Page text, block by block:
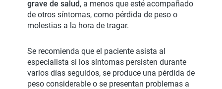
grave de salud, a menos que esté acompañado
de otros síntomas, como pérdida de peso o
molestias a la hora de tragar.
Se recomienda que el paciente asista al
especialista si los síntomas persisten durante
varios días seguidos, se produce una pérdida de
peso considerable o se presentan problemas a